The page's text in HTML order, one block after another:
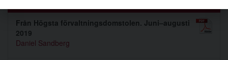
Från Högsta förvaltningsdomstolen. Juni–augusti
2019
Daniel Sandberg